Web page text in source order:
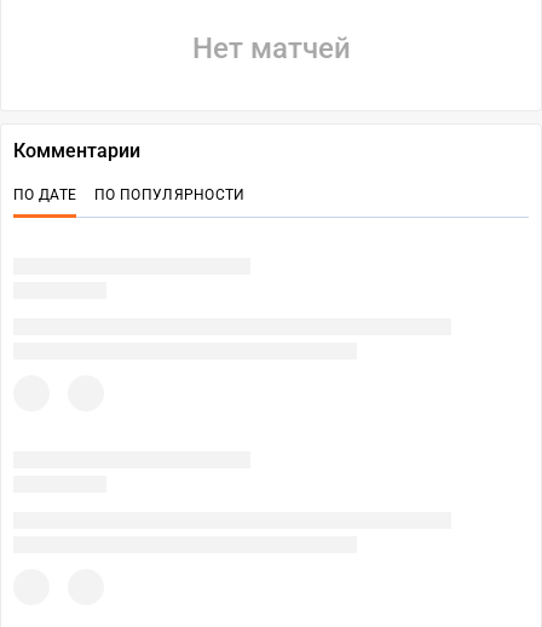
Нет матчей
Комментарии
ПО ДАТЕ ПО ПОПУЛЯРНОСТИ